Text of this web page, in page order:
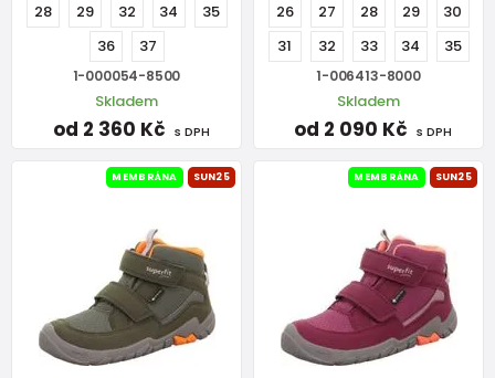
28 29 32 34
35
36
37
1-000054-8500
Skladem
od 2 360 Kč s DPH
26 27 28 29
30
31
32 33 34 35
1-006413-8000
Skladem
od 2 090 Kč s DPH
MEMBRÁNA SUN25 MEMBRÁNA SUN25